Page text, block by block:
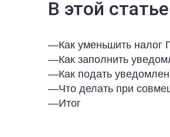
В этой
—Как уменьшить налог
—Как заполнить
—Как подать
—Что делать при
—Итог